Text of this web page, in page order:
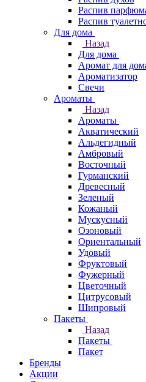
Распив
Распив
Для дома
Назад
Для дома
Аромат для
Ароматизатор
Свечи
Ароматы
Назад
Ароматы
Акватический
Альдегидный
Амбровый
Восточный
Гурманский
Древесный
Зеленый
Кожаный
Мускусный
Озоновый
Ориентальный
Удовый
Фруктовый
Фужерный
Цветочный
Цитрусовый
Шипровый
Пакеты
Назад
Пакеты
Пакет
Бренды
Акции